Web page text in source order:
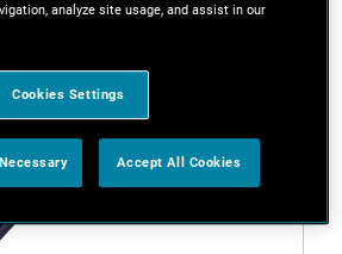
analyze site usage, and assist in our
Cookies Settings
Accept All Cookies